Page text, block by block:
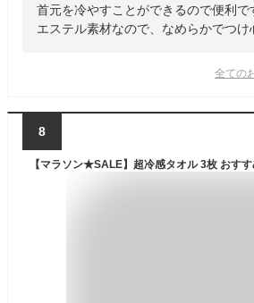
首元を冷やすことができるので便利で
エステル素材なので、なめらかでつけ
全ての
8